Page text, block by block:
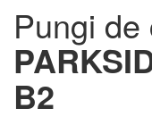
Pungi
B2